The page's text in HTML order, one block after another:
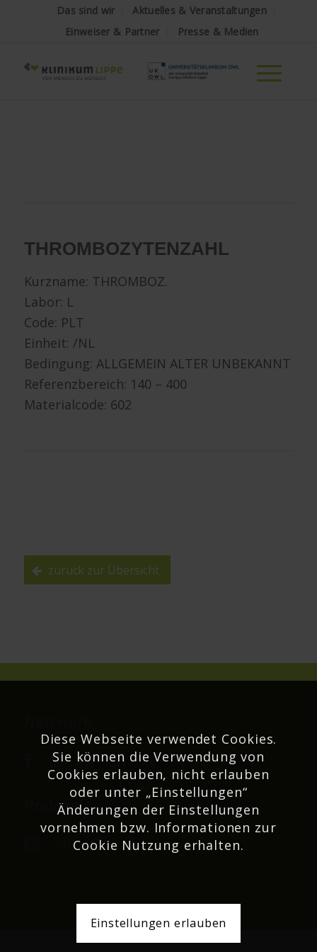
Das sind wir
Aktuelles & Veranstaltungen
Einweiser & Partner
Presse & Medien
THROMBOZYTENZAHL
Kurzname: THROMBOZ.
Labor: L
Code: PLT
Einheit: /NL
Bedingung: ALLGEMEIN ALTER UNBEKANNT
Referenzbereich: 140 – 400
Materialcode: 602
zurück zur Übersicht
Podcast
Diese Webseite verwendet Cookies.
Sie können die Verwendung von
Cookies erlauben, nicht erlauben
oder unter „Einstellungen“
Änderungen der Einstellungen
vornehmen bzw. Informationen zur
Cookie Nutzung erhalten.
Einstellungen erlauben